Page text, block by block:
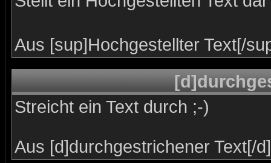
Aus [sup]Hochgestellter Text[/
Streicht ein Text durch ;-)
Aus [d]durchgestrichener Text[/